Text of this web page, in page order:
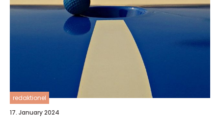
redaktionel
17. January 2024